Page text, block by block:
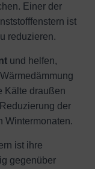
Einer der
ist
reduzieren.
und helfen,
Kälte draußen
der
Wintermonaten.
ist ihre
gegenüber